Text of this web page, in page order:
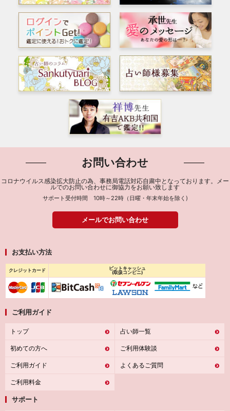
お問い合わせ
コロナウイルス感染拡大防止の為、事務局電話対応自粛中となっております。メー
ルでのお問い合わせに御協力をお願い致します
サポート受付時間 10時～22時（日曜・年末年始を除く)
メールでお問い合わせ
お支払い方法
クレジットカード
ビットキャッシュ
(取扱コンビニ)
ご利用ガイド
トップ
初めての方へ
ご利用ガイド
ご利用料金
占い師一覧
ご利用体験談
よくあるご質問
サポート